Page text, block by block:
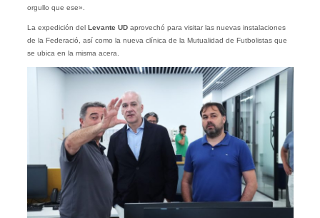
orgullo que ese».
La expedición delLevante UD aprovechó para visitar las nuevas instalaciones
de la Federació, así como la nueva clínica de la Mutualidad de Futbolistas que
se ubica en la misma acera.